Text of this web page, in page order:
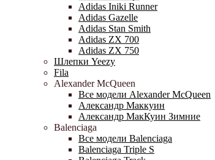
Adidas Iniki Runner
Adidas Gazelle
Adidas Stan Smith
Adidas ZX 700
Adidas ZX 750
Шлепки Yeezy
Fila
Alexander McQueen
Все модели Alexander McQueen
Александр Маккуин
Александр МакКуин Зимние
Balenciaga
Все модели Balenciaga
Balenciaga Triple S